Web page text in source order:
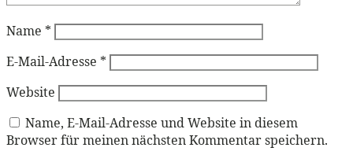
Name *
E-Mail-Adresse *
Website
Name, E-Mail-Adresse und Website in diesem
Browser für meinen nächsten Kommentar speichern.